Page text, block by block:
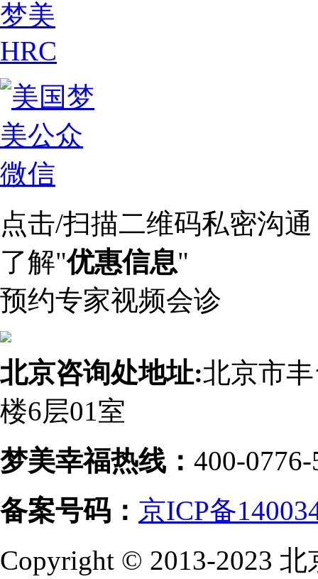
点击/扫描二维码私密沟通
了解"优惠信息"
预约专家视频会诊
北京咨询处地址:北京市
楼6层01室
梦美幸福热线： 400-0776-
备案号码： 京ICP备
Copyright © 2013-2023